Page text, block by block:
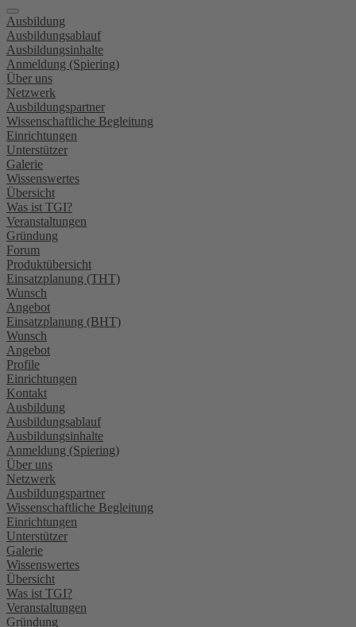
Ausbildung
Ausbildungsablauf
Ausbildungsinhalte
Anmeldung (Spiering)
Über uns
Netzwerk
Ausbildungspartner
Wissenschaftliche Begleitung
Einrichtungen
Unterstützer
Galerie
Wissenswertes
Übersicht
Was ist TGI?
Veranstaltungen
Gründung
Forum
Produktübersicht
Einsatzplanung (THT)
Wunsch
Angebot
Einsatzplanung (BHT)
Wunsch
Angebot
Profile
Einrichtungen
Kontakt
Ausbildung
Ausbildungsablauf
Ausbildungsinhalte
Anmeldung (Spiering)
Über uns
Netzwerk
Ausbildungspartner
Wissenschaftliche Begleitung
Einrichtungen
Unterstützer
Galerie
Wissenswertes
Übersicht
Was ist TGI?
Veranstaltungen
Gründung